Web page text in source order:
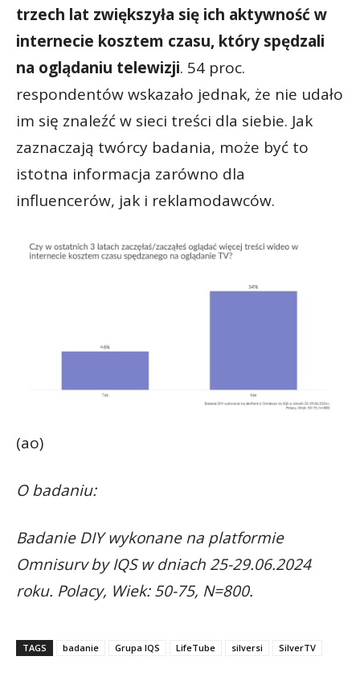
trzech lat zwiększyła się ich aktywność w
internecie kosztem czasu, który spędzali
na oglądaniu telewizji. 54 proc.
respondentów wskazało jednak, że nie udało
im się znaleźć w sieci treści dla siebie. Jak
zaznaczają twórcy badania, może być to
istotna informacja zarówno dla
influencerów, jak i reklamodawców.
(ao)
O badaniu:
Badanie DIY wykonane na platformie
Omnisurv by IQS w dniach 25-29.06.2024
roku. Polacy, Wiek: 50-75, N=800.
TAGS badanie Grupa IQS LifeTube silversi SilverTV